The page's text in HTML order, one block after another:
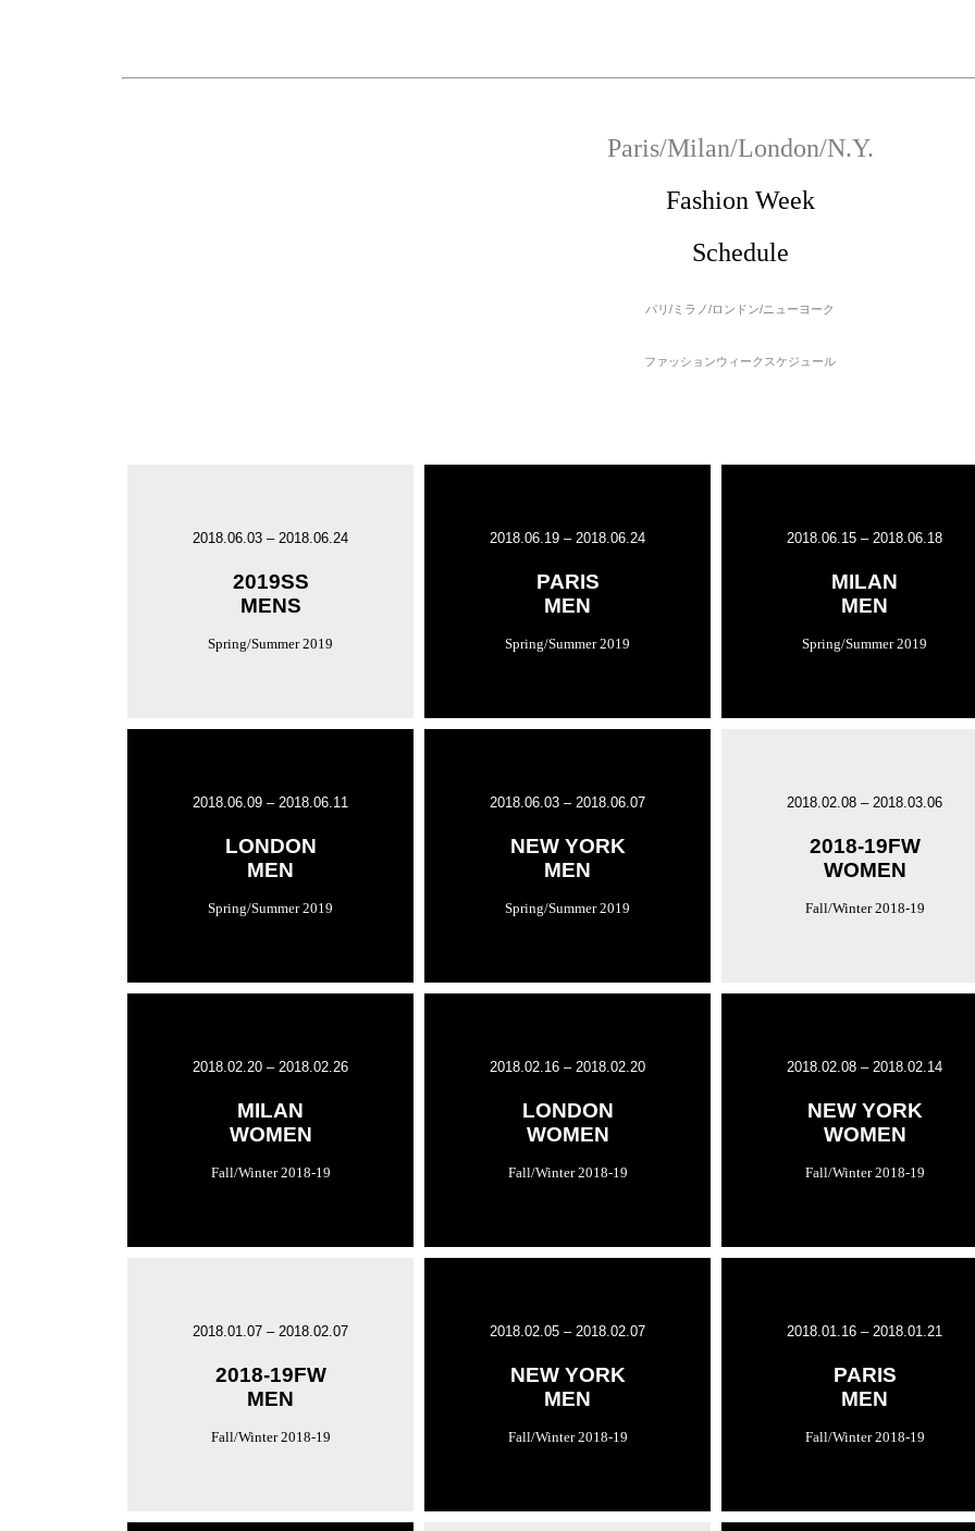
Paris/Milan/London/N.Y.
Fashion Week
Schedule
パリ/ミラノ/ロンドン/ニューヨーク
ファッションウィークスケジュール
2018.06.03 – 2018.06.24
2019SS
MENS
Spring/Summer 2019
2018.06.19 – 2018.06.24
PARIS
MEN
Spring/Summer 2019
2018.06.15 – 2018.06.18
MILAN
MEN
Spring/Summer 2019
2018.06.09 – 2018.06.11
LONDON
MEN
Spring/Summer 2019
2018.06.03 – 2018.06.07
NEW YORK
MEN
Spring/Summer 2019
2018.02.08 – 2018.03.06
2018-19FW
WOMEN
Fall/Winter 2018-19
2018.02.20 – 2018.02.26
MILAN
WOMEN
Fall/Winter 2018-19
2018.02.16 – 2018.02.20
LONDON
WOMEN
Fall/Winter 2018-19
2018.02.08 – 2018.02.14
NEW YORK
WOMEN
Fall/Winter 2018-19
2018.01.07 – 2018.02.07
2018-19FW
MEN
Fall/Winter 2018-19
2018.02.05 – 2018.02.07
NEW YORK
MEN
Fall/Winter 2018-19
2018.01.16 – 2018.01.21
PARIS
MEN
Fall/Winter 2018-19